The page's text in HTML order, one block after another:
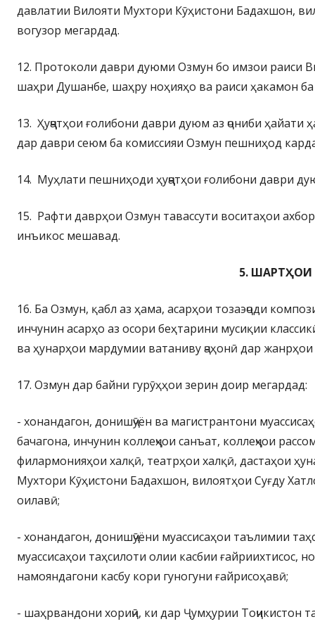
давлатии Вилояти Мухтори Кӯҳистони Бадахшон,
вогузор мегардад.
12. Протоколи даври дуюми Озмун бо имзои раиси
шаҳри Душанбе, шаҳру ноҳияҳо ва раиси ҳакамон
13. Ҳуҷҷатҳои ғолибони даври дуюм аз ҷониби
дар даври сеюм ба комиссияи Озмун пешниҳод
14. Муҳлати пешниҳоди ҳуҷҷатҳои ғолибони даври
15. Рафти даврҳои Озмун тавассути воситаҳои
инъикос мешавад.
5.
16. Ба Озмун, қабл аз ҳама, асарҳои тозаэҷоди
инчунин асарҳо аз осори беҳтарини мусиқии
ва ҳунарҳои мардумии ватаниву ҷаҳонӣ дар
17. Озмун дар байни гурӯҳҳои зерин доир мегардад:
- хонандагон, донишҷӯён ва магистрантони
бачагона, инчунин коллеҷҳои санъат, коллеҷҳои
филармонияҳои халқӣ, театрҳои халқӣ, дастаҳои
Мухтори Кӯҳистони Бадахшон, вилоятҳои Суғду
оилавӣ;
- хонандагон, донишҷӯёни муассисаҳои таълимии
муассисаҳои таҳсилоти олии касбии
намояндагони касбу кори гуногуни ғайрисоҳавӣ;
- шаҳрвандони хориҷӣ, ки дар Ҷумҳурии Тоҷикистон